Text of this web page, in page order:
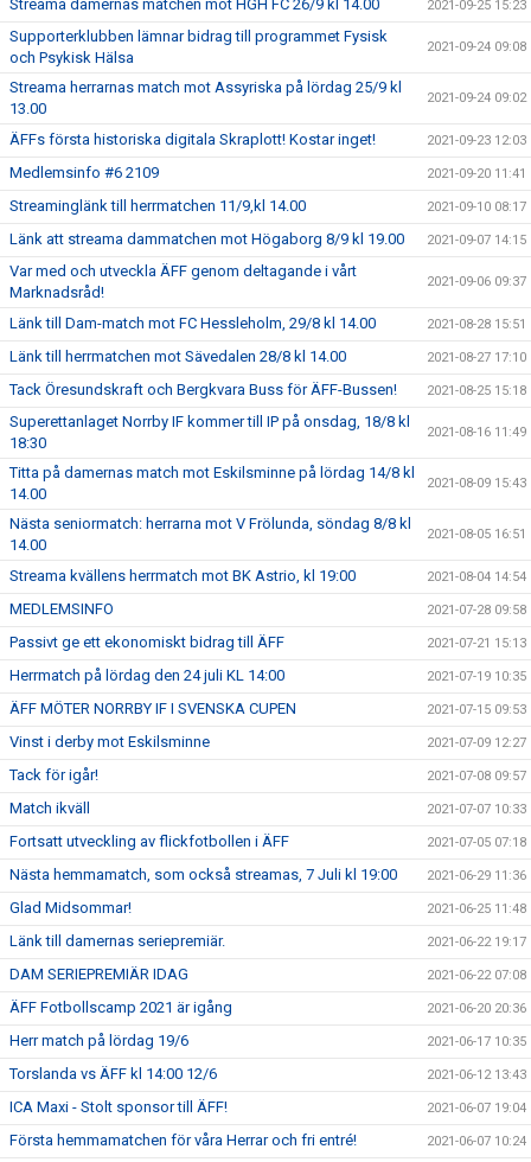
Streama damernas matchen mot HGH FC 26/9 kl 14.00 2021-09-25 15:23
Supporterklubben lämnar bidrag till programmet Fysisk
och Psykisk Hälsa
2021-09-24 09:08
Streama herrarnas match mot Assyriska på lördag 25/9 kl
13.00
2021-09-24 09:02
ÄFFs första historiska digitala Skraplott! Kostar inget! 2021-09-23 12:03
Medlemsinfo #6 2109 2021-09-20 11:41
Streaminglänk till herrmatchen 11/9,kl 14.00 2021-09-10 08:17
Länk att streama dammatchen mot Högaborg 8/9 kl 19.00 2021-09-07 14:15
Var med och utveckla ÄFF genom deltagande i vårt
Marknadsråd!
2021-09-06 09:37
Länk till Dam-match mot FC Hessleholm, 29/8 kl 14.00 2021-08-28 15:51
Länk till herrmatchen mot Sävedalen 28/8 kl 14.00 2021-08-27 17:10
Tack Öresundskraft och Bergkvara Buss för ÄFF-Bussen! 2021-08-25 15:18
Superettanlaget Norrby IF kommer till IP på onsdag, 18/8 kl
18:30
2021-08-16 11:49
Titta på damernas match mot Eskilsminne på lördag 14/8 kl
14.00
2021-08-09 15:43
Nästa seniormatch: herrarna mot V Frölunda, söndag 8/8 kl
14.00
2021-08-05 16:51
Streama kvällens herrmatch mot BK Astrio, kl 19:00 2021-08-04 14:54
MEDLEMSINFO 2021-07-28 09:58
Passivt ge ett ekonomiskt bidrag till ÄFF 2021-07-21 15:13
Herrmatch på lördag den 24 juli KL 14:00 2021-07-19 10:35
ÄFF MÖTER NORRBY IF I SVENSKA CUPEN 2021-07-15 09:53
Vinst i derby mot Eskilsminne 2021-07-09 12:27
Tack för igår! 2021-07-08 09:57
Match ikväll 2021-07-07 10:33
Fortsatt utveckling av flickfotbollen i ÄFF 2021-07-05 07:18
Nästa hemmamatch, som också streamas, 7 Juli kl 19:00 2021-06-29 11:36
Glad Midsommar! 2021-06-25 11:48
Länk till damernas seriepremiär. 2021-06-22 19:17
DAM SERIEPREMIÄR IDAG 2021-06-22 07:08
ÄFF Fotbollscamp 2021 är igång 2021-06-20 20:36
Herr match på lördag 19/6 2021-06-17 10:35
Torslanda vs ÄFF kl 14:00 12/6 2021-06-12 13:43
ICA Maxi - Stolt sponsor till ÄFF! 2021-06-07 19:04
Första hemmamatchen för våra Herrar och fri entré! 2021-06-07 10:24